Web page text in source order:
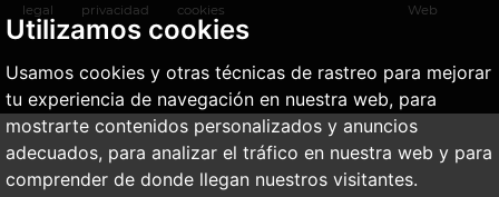
Utilizamos cookies
Usamos cookies y otras técnicas de rastreo para mejorar
tu experiencia de navegación en nuestra web, para
mostrarte contenidos personalizados y anuncios
adecuados, para analizar el tráfico en nuestra web y para
comprender de donde llegan nuestros visitantes.
legal
privacidad
cookies
Web